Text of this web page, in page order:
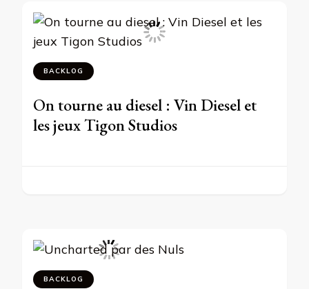
BACKLOG
On tourne au diesel : Vin Diesel et
les jeux Tigon Studios
BACKLOG